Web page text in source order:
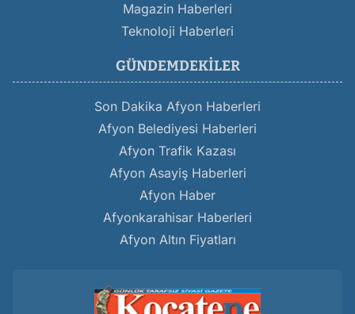
Magazin Haberleri
Teknoloji Haberleri
GÜNDEMDEKILER
Son Dakika Afyon Haberleri
Afyon Belediyesi Haberleri
Afyon Trafik Kazası
Afyon Asayiş Haberleri
Afyon Haber
Afyonkarahisar Haberleri
Afyon Altın Fiyatları